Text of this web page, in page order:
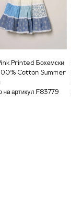
Printed Бохемски
Cotton Summer
на артикул F83779